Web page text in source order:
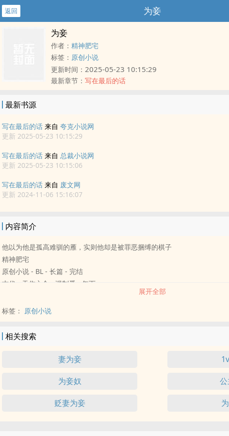
返回 为妾
为妾
作者： 精神肥宅
标签： 原创小说
更新时间： 2025-05-23 10:15:29
最新章节： 写在最后的话
最新书源
写在最后的话 来自 夸克小说网
更新 2025-05-23 10:15:29
写在最后的话 来自 总裁小说网
更新 2025-05-23 10:15:06
写在最后的话 来自 废文网
更新 2024-11-06 15:16:07
内容简介
他以为他是孤高难驯的雁，实则他却是被罪恶捆缚的棋子
精神肥宅
原创小说 - BL - 长篇 - 完结
古代 - 天作之合 - 强制爱 - 年下
有传言说
是贵人的妾
展开全部
标签： 原创小说
相关搜索
妻为妾
为妾奴
贬妻为妾